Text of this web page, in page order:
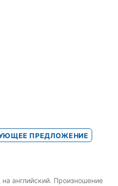
ПРЕДЛОЖЕНИЕ
английский. Произношение